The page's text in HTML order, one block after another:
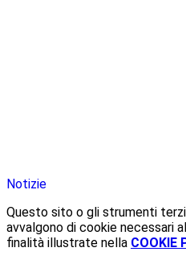
Notizie
Questo sito o gli strumenti
avvalgono di cookie necessari
finalità illustrate nella COOKIE